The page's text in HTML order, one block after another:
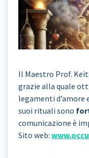
Il Maestro Prof.
grazie alla quale
legamenti d’amore
suoi rituali sono
comunicazione è
Sito web: